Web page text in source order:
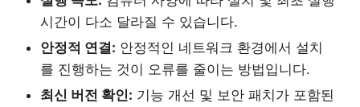
시간이 다소 달라질 수 있습니다.
안정적 연결: 안정적인 네트워크 환경에서 설치
를 진행하는 것이 오류를 줄이는 방법입니다.
최신 버전 확인: 기능 개선 및 보안 패치가 포함된